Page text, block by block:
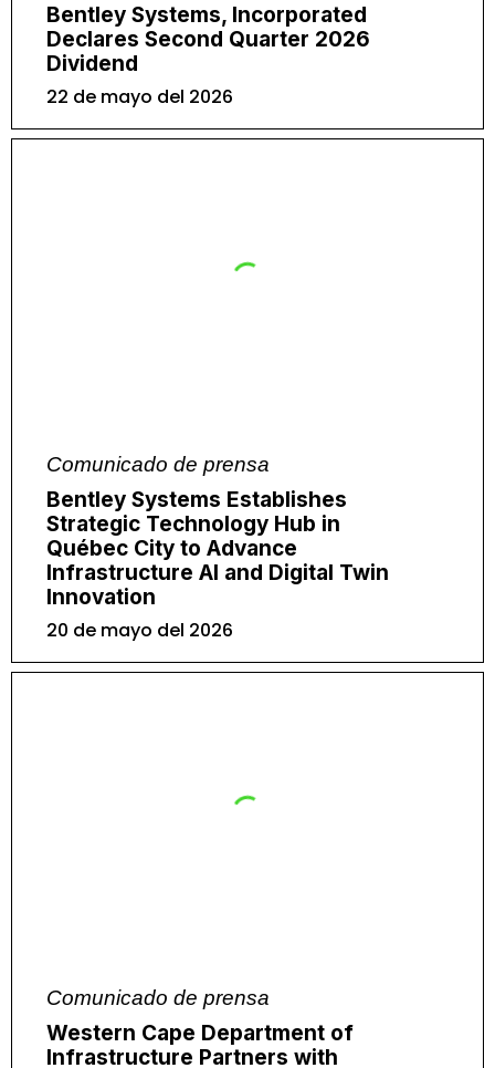
Bentley Systems, Incorporated
Declares Second Quarter 2026
Dividend
22 de mayo del 2026
Comunicado de prensa
Bentley Systems Establishes
Strategic Technology Hub in
Québec City to Advance
Infrastructure AI and Digital Twin
Innovation
20 de mayo del 2026
Comunicado de prensa
Western Cape Department of
Infrastructure Partners with